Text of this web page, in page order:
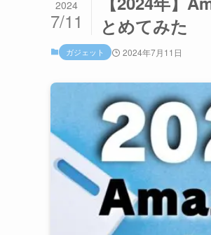
とめてみた
2024
7/11
ガジェット 2024年7月11日